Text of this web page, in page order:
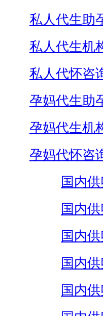
私人代生助
私人代生机
私人代怀咨
孕妈代生助
孕妈代生机
孕妈代怀咨
国内
国内
国内
国内
国内